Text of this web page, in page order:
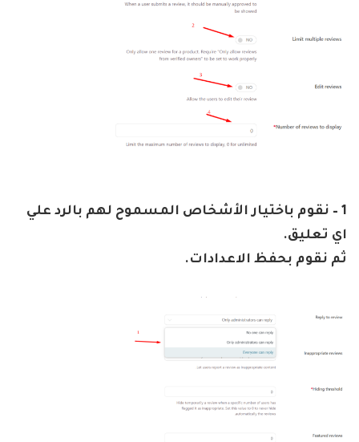
1 – نقوم باختيار الأشخاص المسموح لهم بالرد علي
اي تعليق.
ثم نقوم بحفظ الاعدادات.